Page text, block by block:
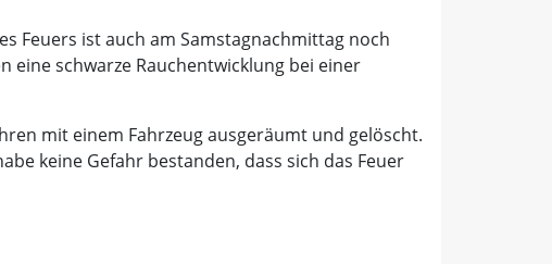
Feuers ist auch am Samstagnachmittag noch
eine schwarze Rauchentwicklung bei einer
mit einem Fahrzeug ausgeräumt und gelöscht.
keine Gefahr bestanden, dass sich das Feuer